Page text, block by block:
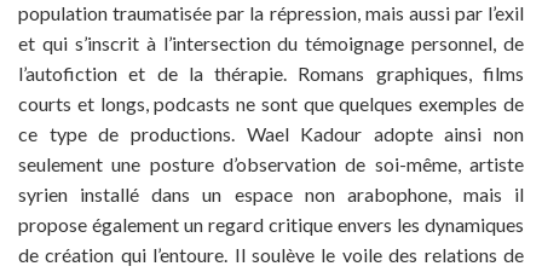
population traumatisée par la répression, mais aussi par l’exil
et qui s’inscrit à l’intersection du témoignage personnel, de
l’autofiction et de la thérapie. Romans graphiques, films
courts et longs, podcasts ne sont que quelques exemples de
ce type de productions. Wael Kadour adopte ainsi non
seulement une posture d’observation de soi-même, artiste
syrien installé dans un espace non arabophone, mais il
propose également un regard critique envers les dynamiques
de création qui l’entoure. Il soulève le voile des relations de